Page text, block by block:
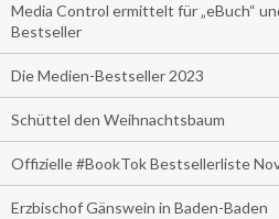
Media Control ermittelt für „eBuch“
Bestseller
Die Medien-Bestseller 2023
Schüttel den Weihnachtsbaum
Offizielle #BookTok Bestsellerliste
Erzbischof Gänswein in Baden-Baden